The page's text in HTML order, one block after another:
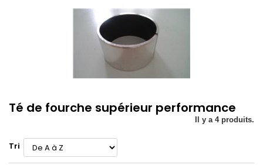
Té de fourche supérieur performance
Il y a 4 produits.
Tri